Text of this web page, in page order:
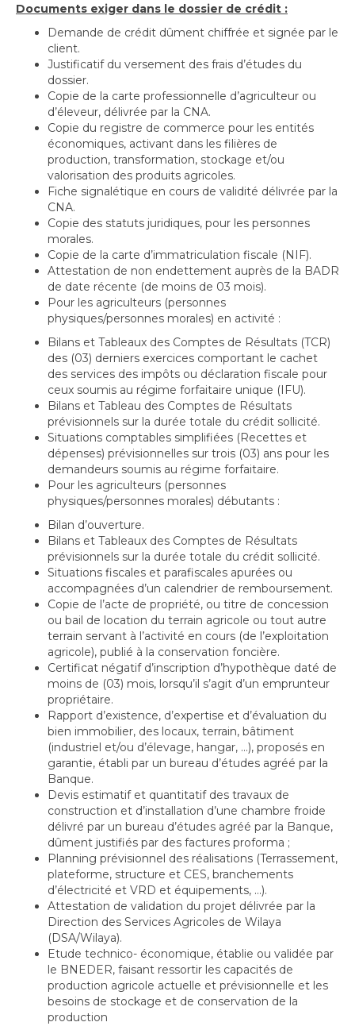
Documents exiger dans le dossier de crédit :
Demande de crédit dûment chiffrée et signée par le
client.
Justificatif du versement des frais d’études du
dossier.
Copie de la carte professionnelle d’agriculteur ou
d’éleveur, délivrée par la CNA.
Copie du registre de commerce pour les entités
économiques, activant dans les filières de
production, transformation, stockage et/ou
valorisation des produits agricoles.
Fiche signalétique en cours de validité délivrée par la
CNA.
Copie des statuts juridiques, pour les personnes
morales.
Copie de la carte d’immatriculation fiscale (NIF).
Attestation de non endettement auprès de la BADR
de date récente (de moins de 03 mois).
Pour les agriculteurs (personnes
physiques/personnes morales) en activité :
Bilans et Tableaux des Comptes de Résultats (TCR)
des (03) derniers exercices comportant le cachet
des services des impôts ou déclaration fiscale pour
ceux soumis au régime forfaitaire unique (IFU).
Bilans et Tableau des Comptes de Résultats
prévisionnels sur la durée totale du crédit sollicité.
Situations comptables simplifiées (Recettes et
dépenses) prévisionnelles sur trois (03) ans pour les
demandeurs soumis au régime forfaitaire.
Pour les agriculteurs (personnes
physiques/personnes morales) débutants :
Bilan d’ouverture.
Bilans et Tableaux des Comptes de Résultats
prévisionnels sur la durée totale du crédit sollicité.
Situations fiscales et parafiscales apurées ou
accompagnées d’un calendrier de remboursement.
Copie de l’acte de propriété, ou titre de concession
ou bail de location du terrain agricole ou tout autre
terrain servant à l’activité en cours (de l’exploitation
agricole), publié à la conservation foncière.
Certificat négatif d’inscription d’hypothèque daté de
moins de (03) mois, lorsqu’il s’agit d’un emprunteur
propriétaire.
Rapport d’existence, d’expertise et d’évaluation du
bien immobilier, des locaux, terrain, bâtiment
(industriel et/ou d’élevage, hangar, …), proposés en
garantie, établi par un bureau d’études agréé par la
Banque.
Devis estimatif et quantitatif des travaux de
construction et d’installation d’une chambre froide
délivré par un bureau d’études agréé par la Banque,
dûment justifiés par des factures proforma ;
Planning prévisionnel des réalisations (Terrassement,
plateforme, structure et CES, branchements
d’électricité et VRD et équipements, …).
Attestation de validation du projet délivrée par la
Direction des Services Agricoles de Wilaya
(DSA/Wilaya).
Etude technico- économique, établie ou validée par
le BNEDER, faisant ressortir les capacités de
production agricole actuelle et prévisionnelle et les
besoins de stockage et de conservation de la
production